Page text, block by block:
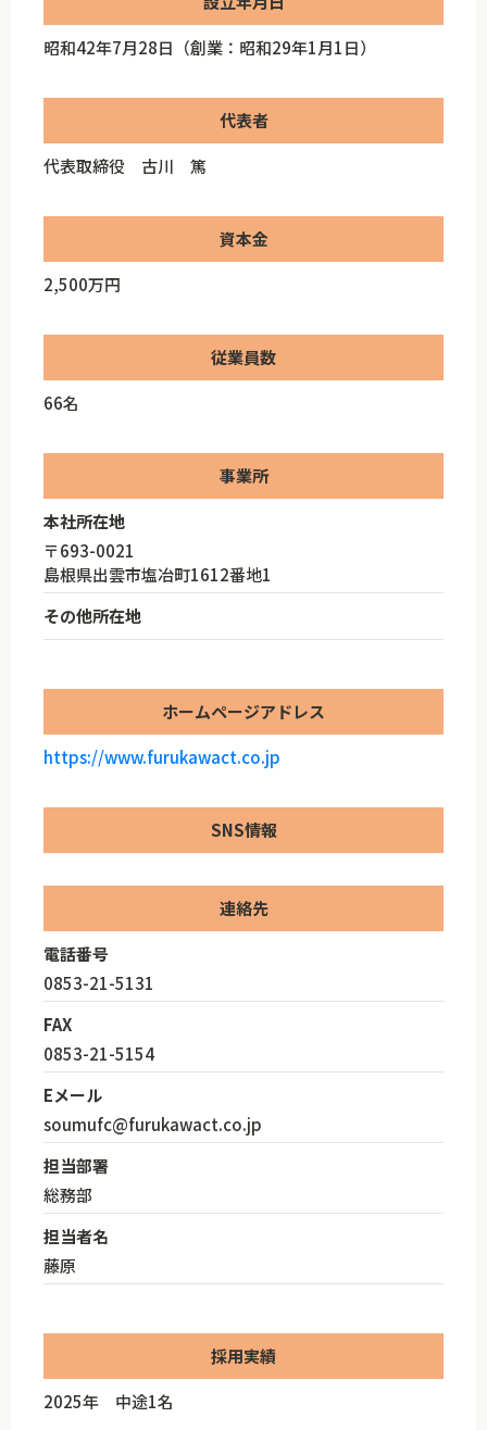
昭和42年7月28日（創業：昭和29年1月1日）
代表者
代表取締役 古川 篤
資本金
2,500万円
従業員数
66名
事業所
本社所在地
〒693-0021
島根県出雲市塩冶町1612番地1
その他所在地
ホームページアドレス
https://www.furukawact.co.jp
SNS情報
連絡先
電話番号
0853-21-5131
FAX
0853-21-5154
Eメール
soumufc@furukawact.co.jp
担当部署
総務部
担当者名
藤原
採用実績
2025年 中途1名